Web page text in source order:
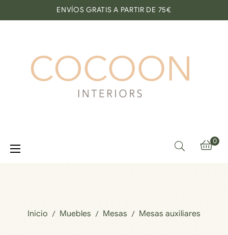
ENVÍOS GRATIS A PARTIR DE 75€
0
Navegación
de
☰
Inicio Muebles Mesas Mesas auxiliares